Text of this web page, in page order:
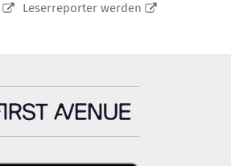
Leserreporter werden